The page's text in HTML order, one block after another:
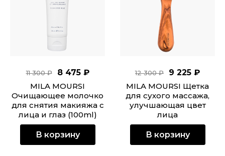
11 300 ₽
8 475 ₽
MILA MOURSI
Очищающее молочко
для снятия макияжа с
лица и глаз (100ml)
В корзину
12 300 ₽
9 225 ₽
MILA MOURSI Щетка
для сухого массажа,
улучшающая цвет
лица
В корзину